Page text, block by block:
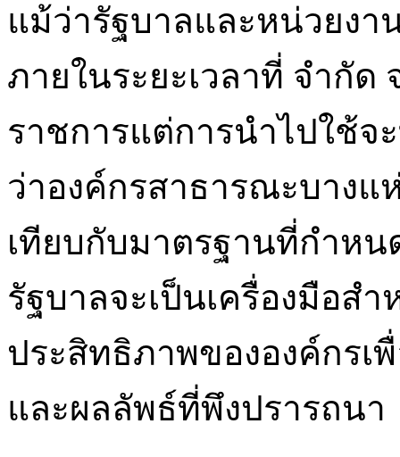
แม้ว่ารัฐบาลและหน่วยง
ภายในระยะเวลาที่ จำกัด
ราชการแต่การนำไปใช้จ
ว่าองค์กรสาธารณะบางแ
เทียบกับมาตรฐานที่กำห
รัฐบาลจะเป็นเครื่องมือส
ประสิทธิภาพขององค์กรเ
และผลลัพธ์ที่พึงปรารถนา